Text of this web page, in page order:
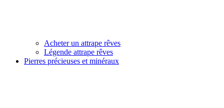
Acheter un attrape rêves
Légende attrape rêves
Pierres précieuses et minéraux